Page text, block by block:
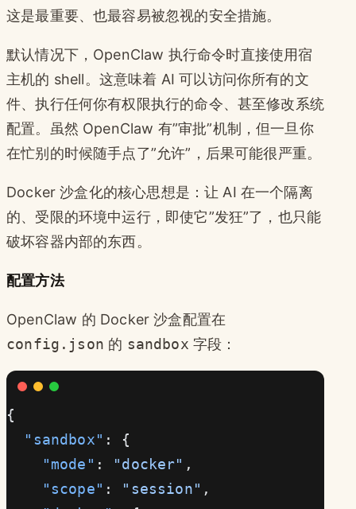
这是最重要、也最容易被忽视的安全措施。
默认情况下，OpenClaw 执行命令时直接使用宿
主机的 shell。这意味着 AI 可以访问你所有的文
件、执行任何你有权限执行的命令、甚至修改系统
配置。虽然 OpenClaw 有”审批”机制，但一旦你
在忙别的时候随手点了”允许”，后果可能很严重。
Docker 沙盒化的核心思想是：让 AI 在一个隔离
的、受限的环境中运行，即使它”发狂”了，也只能
破坏容器内部的东西。
配置方法
OpenClaw 的 Docker 沙盒配置在
config.json 的 sandbox 字段：
{
  "sandbox"
: {
    "mode"
: "docker" ,
    "scope"
: "session" ,